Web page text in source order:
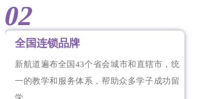
02
全国连锁品牌
新航道遍布全国43个省会城市和直辖市，统
一的教学和服务体系，帮助众多学子成功留